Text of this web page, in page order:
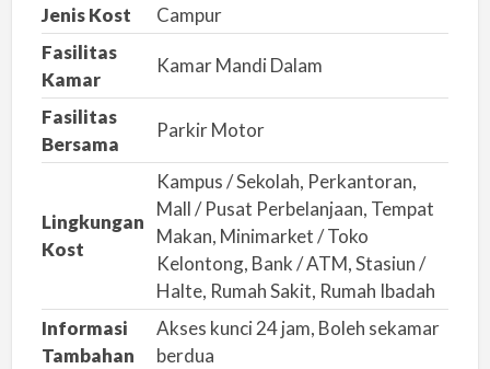
n
m
a
s
a
h
Jenis Kost
Campur
Fasilitas
Kamar
Kamar Mandi Dalam
Fasilitas
Bersama
Parkir Motor
Lingkungan
Kost
Kampus / Sekolah, Perkantoran,
Mall / Pusat Perbelanjaan, Tempat
Makan, Minimarket / Toko
Kelontong, Bank / ATM, Stasiun /
Halte, Rumah Sakit, Rumah Ibadah
Informasi
Tambahan
Akses kunci 24 jam, Boleh sekamar
berdua